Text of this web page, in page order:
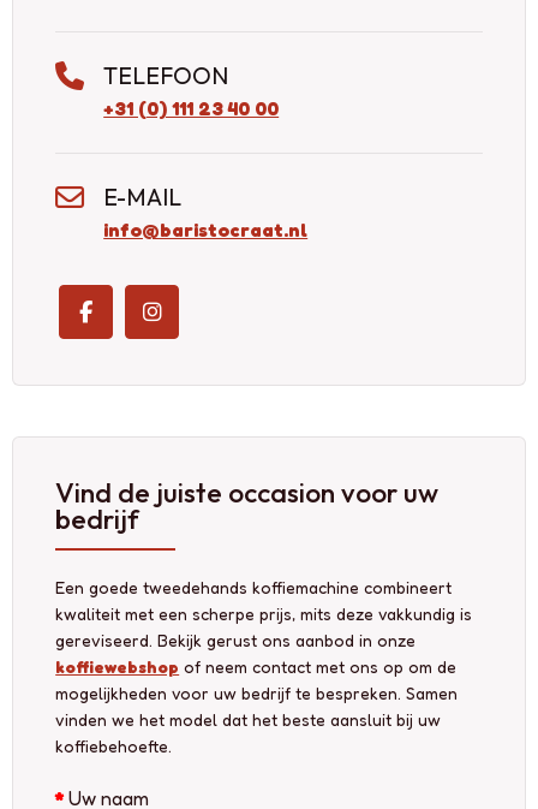
TELEFOON
+31 (0) 111 23 40 00
E-MAIL
info@baristocraat.nl
Vind de juiste occasion voor uw
bedrijf
Een goede tweedehands koffiemachine combineert
kwaliteit met een scherpe prijs, mits deze vakkundig is
gereviseerd. Bekijk gerust ons aanbod in onze
koffiewebshop of neem contact met ons op om de
mogelijkheden voor uw bedrijf te bespreken. Samen
vinden we het model dat het beste aansluit bij uw
koffiebehoefte.
Uw naam